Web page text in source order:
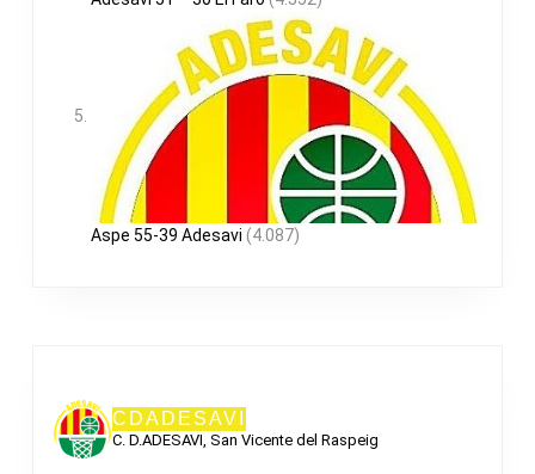
Aspe 55-39 Adesavi (4.087)
CDADESAVI
C. D.ADESAVI, San Vicente del Raspeig